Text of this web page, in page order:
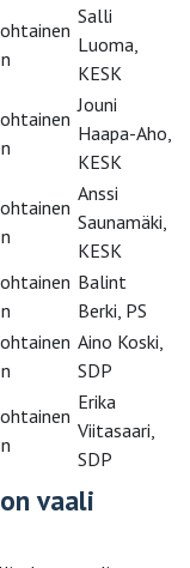
Salli
Luoma,
KESK
Jouni
Haapa-Aho,
KESK
Anssi
Saunamäki,
KESK
Balint
Berki, PS
Aino Koski,
SDP
Erika
Viitasaari,
SDP
vaali